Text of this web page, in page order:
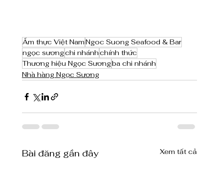
Ẩm thực Việt NamNgoc Suong Seafood & Bar
ngọc sươngchi nhánhchính thức
Thương hiệu Ngọc Sươngba chi nhánh
Nhà hàng Ngọc Sương
Bài đăng gần đây Xem tất cả